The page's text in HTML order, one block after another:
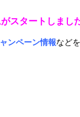
スタートしまし
ンペーン情報など